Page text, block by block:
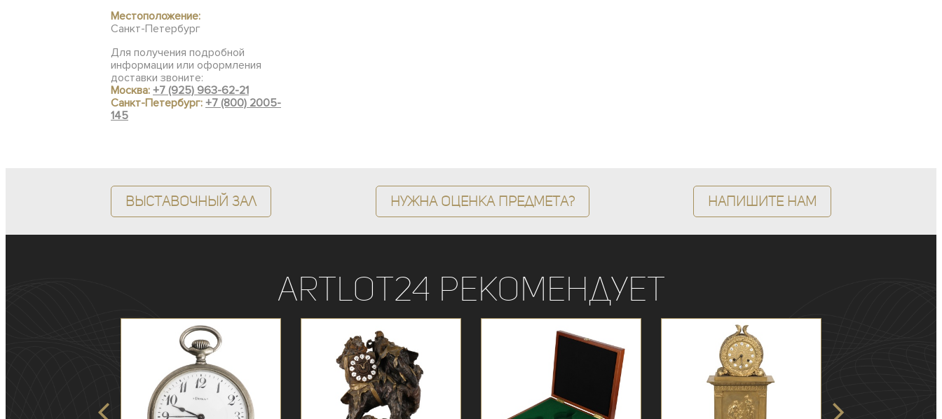
Местоположение:
Санкт-Петербург
Для получения подробной
информации или оформления
доставки звоните:
Москва: +7 (925) 963-62-21
Санкт-Петербург: +7 (800) 2005-
145
Выставочный зал Нужна оценка предмета? Напишите нам
ArtLot24 рекомендует